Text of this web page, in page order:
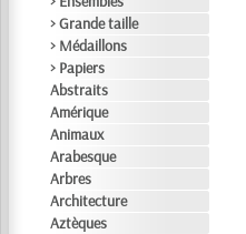
> Grande taille
> Médaillons
> Papiers
Abstraits
Amérique
Animaux
Arabesque
Arbres
Architecture
Aztèques